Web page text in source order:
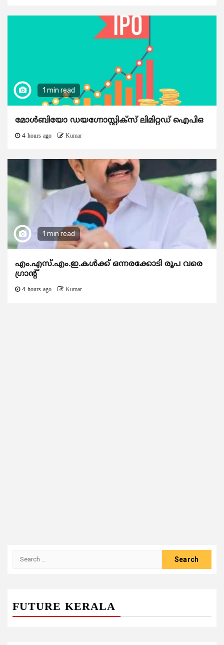
1 min read
മോൾബിയോ ഡയഗ്നോസ്റ്റിക്സ് ലിമിറ്റഡ് ഐപിഒ
4 hours ago Kumar
1 min read
എം.എസ്.എം.ഇ.കൾക്ക് ഒന്നരക്കോടി രൂപ വരെ
ഗ്രാന്റ്
4 hours ago Kumar
Search
FUTURE KERALA